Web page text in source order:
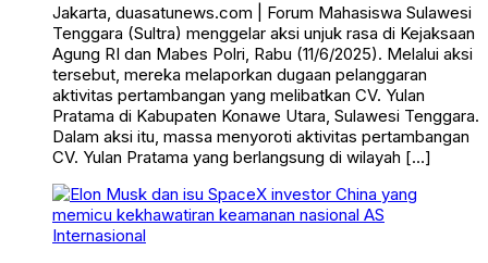
Jakarta, duasatunews.com | Forum Mahasiswa Sulawesi
Tenggara (Sultra) menggelar aksi unjuk rasa di Kejaksaan
Agung RI dan Mabes Polri, Rabu (11/6/2025). Melalui aksi
tersebut, mereka melaporkan dugaan pelanggaran
aktivitas pertambangan yang melibatkan CV. Yulan
Pratama di Kabupaten Konawe Utara, Sulawesi Tenggara.
Dalam aksi itu, massa menyoroti aktivitas pertambangan
CV. Yulan Pratama yang berlangsung di wilayah […]
Internasional